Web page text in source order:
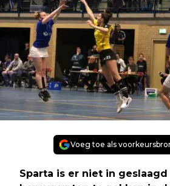
Voeg toe als
Sparta is er niet in